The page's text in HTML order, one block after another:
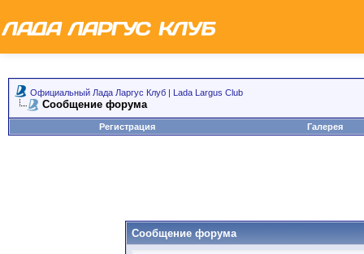
Официальный Лада Ларгус Клуб | Lada Largus Club
Сообщение форума
Регистрация Галерея
Сообщение форума